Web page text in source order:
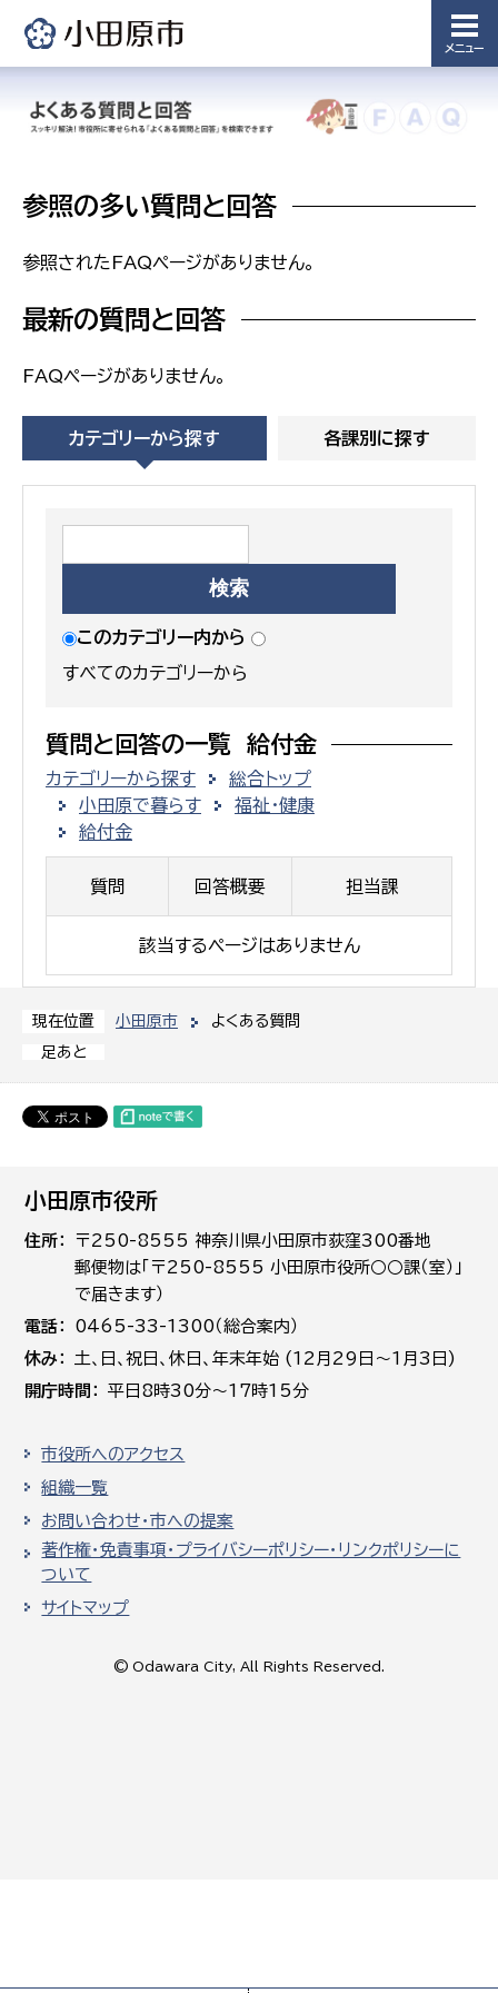
メニュー
浄水管理
農業委
員会事
農業委員
議会局
課
現在位置 小田原市
よくある質問
足あと
参照の多い質問と回答
参照されたFAQページがありません。
最新の質問と回答
FAQページがありません。
カテゴリーから探す 各課別に探す
このカテゴリー内から
すべてのカテゴリーから
質問と回答の一覧 給付金
カテゴリーから探す
総合トップ
小田原で暮らす
福祉・健康
給付金
質問 回答概要 担当課
該当するページはありません
小田原市役所
住所
〒250-8555 神奈川県小田原市荻窪300番地
郵便物は「〒250-8555 小田原市役所○○課（室）」
で届きます）
電話
0465-33-1300（総合案内）
休み
土､日､祝日、休日、年末年始 (12月29日～1月3日)
開庁時間
平日8時30分～17時15分
市役所へのアクセス
組織一覧
お問い合わせ・市への提案
著作権・免責事項・プライバシーポリシー・リンクポリシーに
ついて
サイトマップ
© Odawara City, All Rights Reserved.